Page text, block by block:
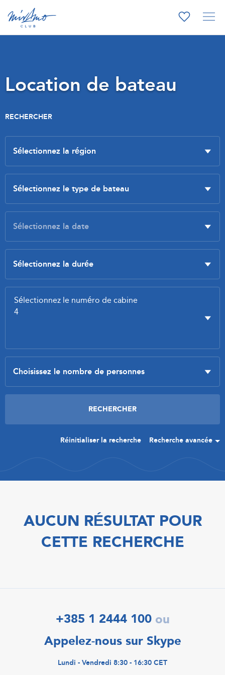
Location de bateau
RECHERCHER
Réinitialiser la recherche Recherche avancée
AUCUN RÉSULTAT POUR
CETTE RECHERCHE
+385 1 2444 100 ou
Appelez-nous sur Skype
Lundi - Vendredi 8:30 - 16:30 CET